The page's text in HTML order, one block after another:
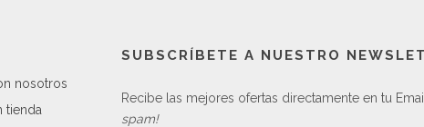
nosotros
tienda
SUBSCRÍBETE A NUESTRO
Recibe las mejores ofertas directamente en tu
spam!